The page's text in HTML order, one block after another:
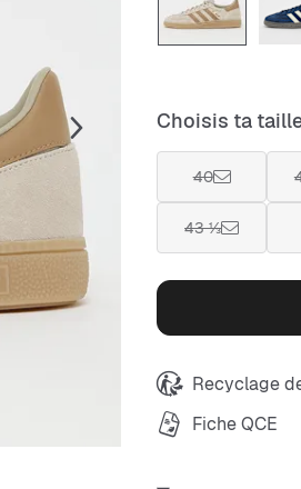
Choisis ta
40
43 ⅓
Recyclage
Fiche QCE